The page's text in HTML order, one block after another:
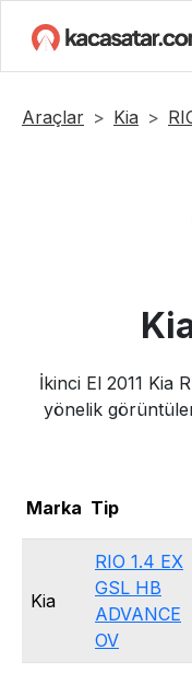
Araçlar Kia
İkinci El 2011 Kia
yönelik
Marka Tip
Kia
RIO 1.4 EX
GSL HB
ADVANCE
OV